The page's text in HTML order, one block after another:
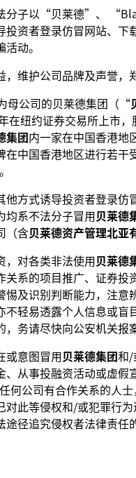
分子以“贝莱德”、
资者登录仿冒网站、下
动。
维护公司品牌及声誉，
母公司的贝莱德集团（“
在纽约证券交易所上市
集团内一家在中国香港地
在中国香港地区进行若干
他方式诱导投资者登录仿
均系不法分子冒用贝莱德
（含贝莱德资产管理北亚
，对各类非法使用贝莱德
关系的项目推广、证券
惕及识别判断能力，注意
不轻易透露个人信息或盲
务请尽快向公安机关报
或意图冒用贝莱德集团和/
、从事投融资活动或虚假
何公司有合作关系的人
此等侵权和/或犯罪行为
径追究侵权者法律责任
或其他有关法律法规在中国
人 持股
从事大部份经济活动的公司
基金月报 下载
人 持股
金内其他股份类别带来潜在风
方使用下拉式方框，即可查阅